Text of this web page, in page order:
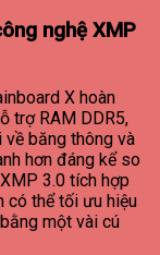
nghệ XMP
X hoàn
trợ RAM DDR5,
về băng thông và
hơn đáng kể so
3.0 tích hợp
có thể tối ưu hiệu
một vài cú